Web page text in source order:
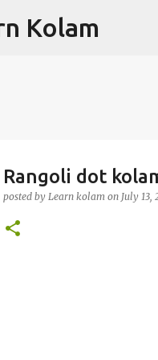
Kolam
Rangoli dot
posted by Learn kolam on July 13,